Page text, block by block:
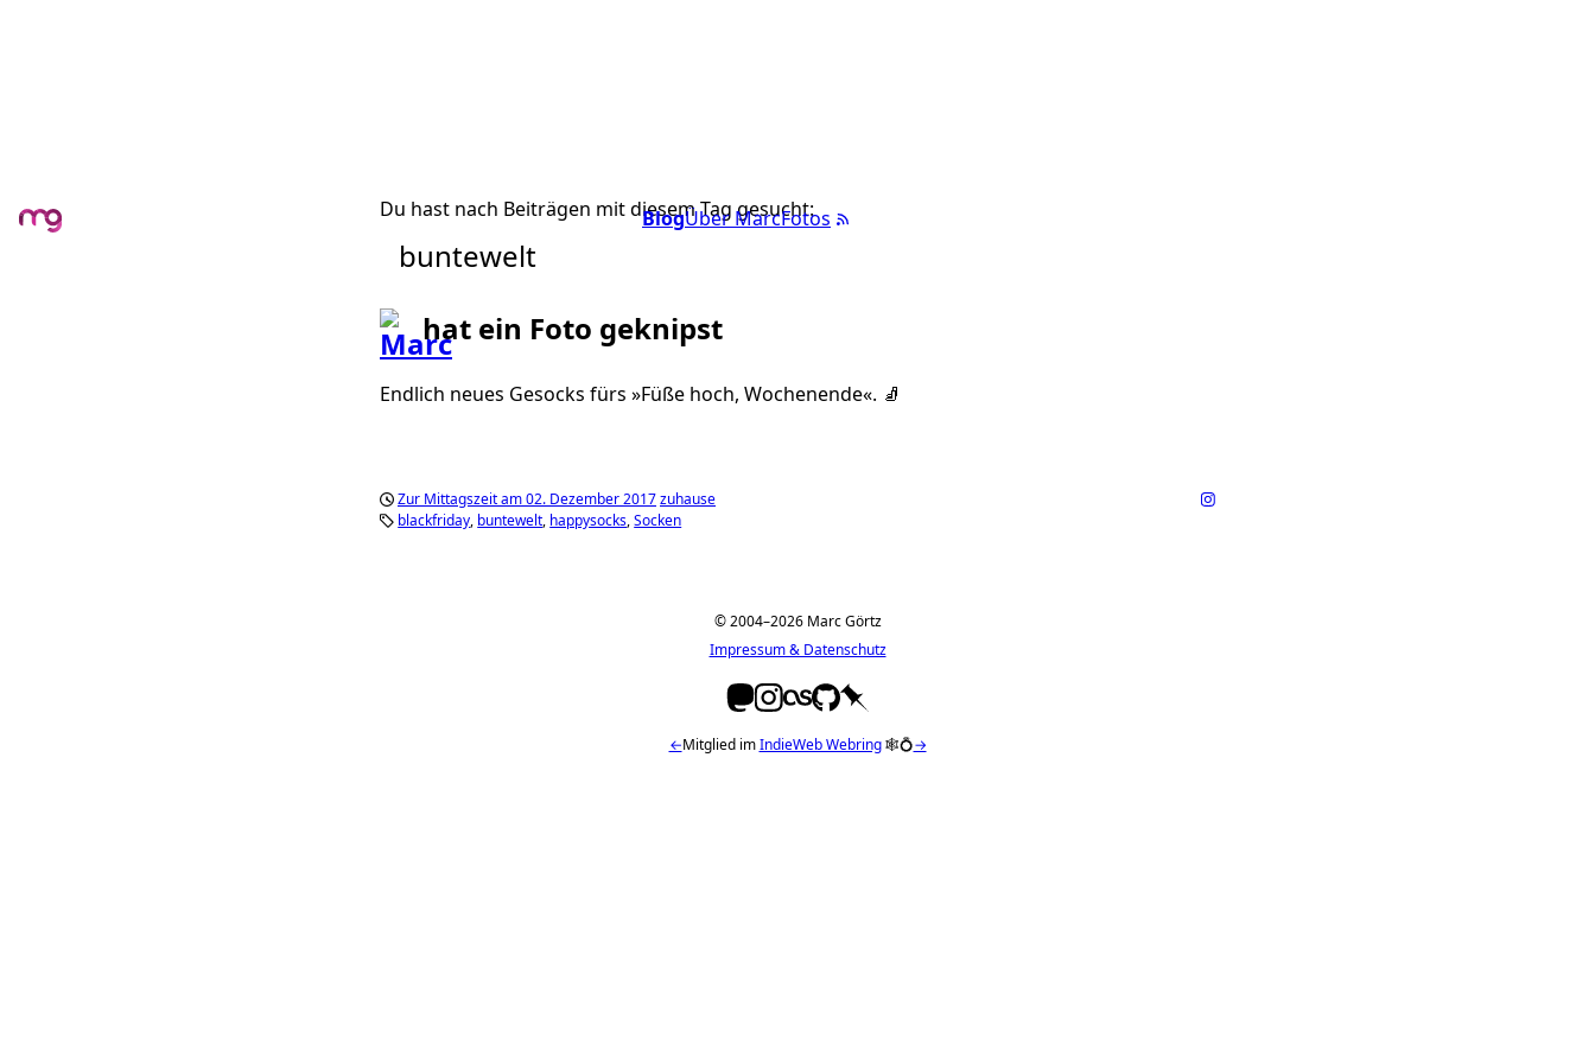
BlogÜber MarcFotos
Du hast nach Beiträgen mit diesem Tag gesucht:
buntewelt
hat ein Foto geknipst
Endlich neues Gesocks fürs »Füße hoch, Wochenende«. 🧦
Zur Mittagszeit am 02. Dezember 2017zuhause
blackfriday buntewelt happysocks Socken
© 2004–2026 Marc Görtz
Impressum & Datenschutz
←Mitglied imIndieWeb Webring🕸💍→